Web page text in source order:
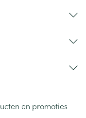
en promoties